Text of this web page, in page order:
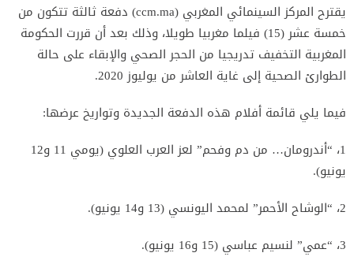
يقترح المركز السينمائي المغربي (ccm.ma) دفعة ثالثة تتكون من
خمسة عشر (15) فيلما مغربيا طويلا، وذلك بعد أن قررت الحكومة
المغربية التخفيف تدريجيا من الحجر الصحي والإبقاء على حالة
الطوارئ الصحية إلى غاية العاشر من يوليوز 2020.
فيما يلي قائمة أفلام هذه الدفعة الجديدة وتواريخ عرضها:
1، “أندرومان… من دم وفحم” لعز العرب العلوي (يومي 11 و12
يونيو).
2، “الوشاح الأحمر” لمحمد اليونسي (13 و14 يونيو).
3، “عمي” لنسيم عباسي (15 و16 يونيو).